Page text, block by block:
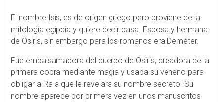
El nombre Isis, es de origen griego pero proviene de la
mitología egipcia y quiere decir casa. Esposa y hermana
de Osiris, sin embargo para los romanos era Deméter.
Fue embalsamadora del cuerpo de Osiris, creadora de la
primera cobra mediante magia y usaba su veneno para
obligar a Ra a que le revelara su nombre secreto. Su
nombre aparece por primera vez en unos manuscritos